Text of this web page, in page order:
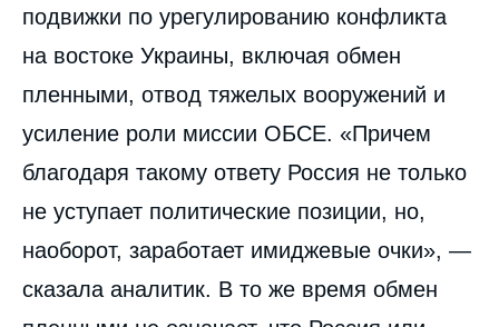
подвижки по урегулированию конфликта
на востоке Украины, включая обмен
пленными, отвод тяжелых вооружений и
усиление роли миссии ОБСЕ. «Причем
благодаря такому ответу Россия не только
не уступает политические позиции, но,
наоборот, заработает имиджевые очки», —
сказала аналитик. В то же время обмен